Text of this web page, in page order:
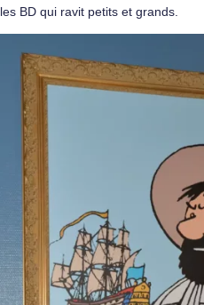
les BD qui ravit petits et grands.